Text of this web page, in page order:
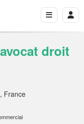
droit
France